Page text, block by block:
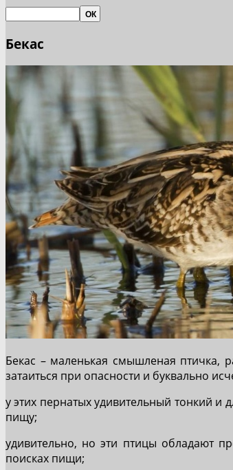
Бекас
Бекас – маленькая смышленая птичка,
затаиться при опасности и буквально
у этих пернатых удивительный тонкий и
пищу;
удивительно, но эти птицы обладают
поисках пищи;